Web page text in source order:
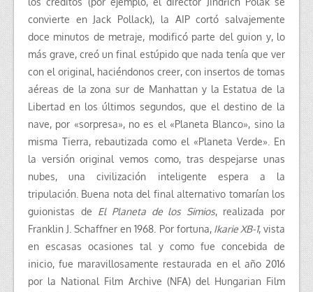
convierte en Jack Pollack), la AIP cortó salvajemente
doce minutos de metraje, modificó parte del guion y, lo
más grave, creó un final estúpido que nada tenía que ver
con el original, haciéndonos creer, con insertos de tomas
aéreas de la zona sur de Manhattan y la Estatua de la
Libertad en los últimos segundos, que el destino de la
nave, por «sorpresa», no es el «Planeta Blanco», sino la
misma Tierra, rebautizada como el «Planeta Verde». En
la versión original vemos como, tras despejarse unas
nubes, una civilización inteligente espera a la
tripulación. Buena nota del final alternativo tomarían los
guionistas de El Planeta de los Simios, realizada por
Franklin J. Schaffner en 1968. Por fortuna,Ikarie XB-1, vista
en escasas ocasiones tal y como fue concebida de
inicio, fue maravillosamente restaurada en el año 2016
por la National Film Archive (NFA) del Hungarian Film